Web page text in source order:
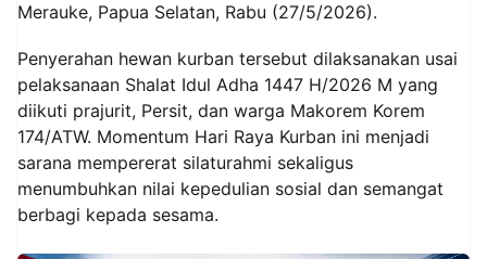
Merauke, Papua Selatan, Rabu (27/5/2026).
‎Penyerahan hewan kurban tersebut dilaksanakan usai
pelaksanaan Shalat Idul Adha 1447 H/2026 M yang
diikuti prajurit, Persit, dan warga Makorem Korem
174/ATW. Momentum Hari Raya Kurban ini menjadi
sarana mempererat silaturahmi sekaligus
menumbuhkan nilai kepedulian sosial dan semangat
berbagi kepada sesama.